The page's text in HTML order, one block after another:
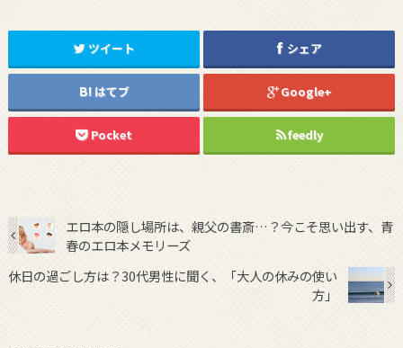
ツイート シェア
はてブ Google+
Pocket feedly
エロ本の隠し場所は、親父の書斎…？今こそ思い出す、青
春のエロ本メモリーズ
休日の過ごし方は？30代男性に聞く、「大人の休みの使い
方」